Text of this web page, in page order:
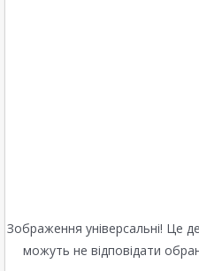
Зображення універсальні! Це
можуть не відповідати